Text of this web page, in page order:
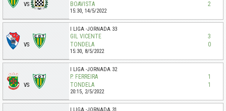
VS
BOAVISTA
2
15:30, 14/5/2022
VS
I LIGA JORNADA 33
GIL VICENTE
3
TONDELA
0
15:30, 8/5/2022
VS
I LIGA JORNADA 32
P. FERREIRA
1
TONDELA
1
20:15, 2/5/2022